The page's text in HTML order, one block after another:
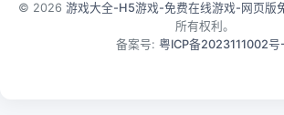
© 2026 游戏大全-H5游戏-免费在线游戏-网页版
所有权利。
备案号: 粤ICP备2023111002